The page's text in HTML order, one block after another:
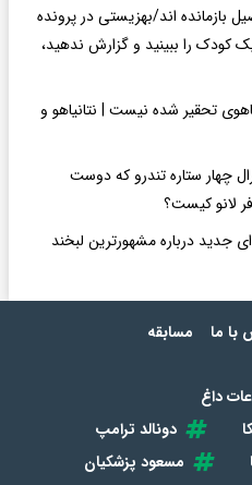
بازمانده اند/بهزیستی در پرونده
کودک را ببینید و گزارش ندهید،
تحقیر شده نیست | نتانیاهو و
چهار ستاره تندرو که دوست
لانو کیست؟
جدید درباره مشهورترین لبخند
با ما مسابقه
داغ
دونالد ترامپ
مسعود پزشکیان